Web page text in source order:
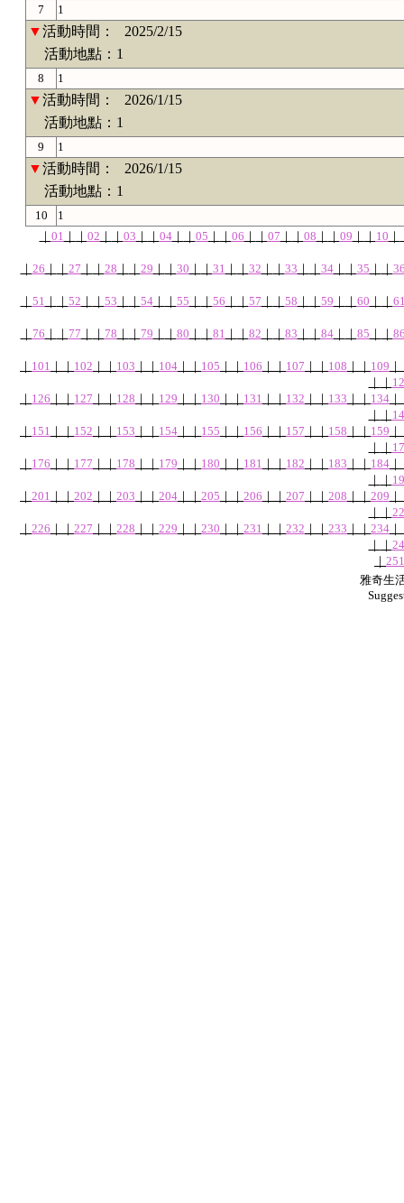
7 1
▼活動時間：
2025/2/15
活動地點：1
8 1
▼活動時間：
2026/1/15
活動地點：1
9 1
▼活動時間：
2026/1/15
活動地點：1
10
1
｜ 01 ｜ ｜ 02 ｜ ｜ 03 ｜ ｜ 04｜ ｜ 05 ｜ ｜ 06 ｜ ｜ 07 ｜ ｜ 08 ｜ ｜ 09 ｜ ｜ 10 ｜
｜ 26 ｜ ｜ 27 ｜ ｜ 28 ｜ ｜ 29 ｜ ｜ 30 ｜ ｜ 31 ｜ ｜ 32 ｜ ｜ 33 ｜ ｜ 34｜ ｜ 35 ｜ ｜
｜ 51 ｜ ｜ 52 ｜ ｜ 53 ｜ ｜ 54｜ ｜ 55 ｜ ｜ 56 ｜ ｜ 57 ｜ ｜ 58 ｜ ｜ 59 ｜ ｜ 60 ｜ ｜
｜ 76 ｜ ｜ 77 ｜ ｜ 78 ｜ ｜ 79 ｜ ｜ 80 ｜ ｜ 81 ｜ ｜ 82 ｜ ｜ 83 ｜ ｜ 84｜ ｜ 85 ｜ ｜
｜ 101 ｜ ｜ 102 ｜ ｜ 103 ｜ ｜ 104 ｜ ｜ 105 ｜ ｜ 106 ｜ ｜ 107 ｜ ｜ 108 ｜ ｜ 109 ｜
｜
｜
｜ 126 ｜ ｜ 127 ｜ ｜ 128 ｜ ｜ 129 ｜ ｜ 130 ｜ ｜ 131 ｜ ｜ 132 ｜ ｜ 133 ｜ ｜ 134 ｜
｜
｜
｜ 151 ｜ ｜ 152 ｜ ｜ 153 ｜ ｜ 154 ｜ ｜ 155 ｜ ｜ 156 ｜ ｜ 157 ｜ ｜ 158 ｜ ｜ 159 ｜
｜
｜
｜ 176 ｜ ｜ 177 ｜ ｜ 178 ｜ ｜ 179 ｜ ｜ 180 ｜ ｜ 181 ｜ ｜ 182 ｜ ｜ 183 ｜ ｜ 184 ｜
｜
｜
｜ 201 ｜ ｜ 202 ｜ ｜ 203 ｜ ｜ 204 ｜ ｜ 205 ｜ ｜ 206 ｜ ｜ 207 ｜ ｜ 208 ｜ ｜ 209 ｜
｜
｜
｜ 226 ｜ ｜ 227 ｜ ｜ 228 ｜ ｜ 229 ｜ ｜ 230 ｜ ｜ 231 ｜ ｜ 232 ｜ ｜ 233 ｜ ｜ 234 ｜
｜
｜
｜ 251
雅奇生